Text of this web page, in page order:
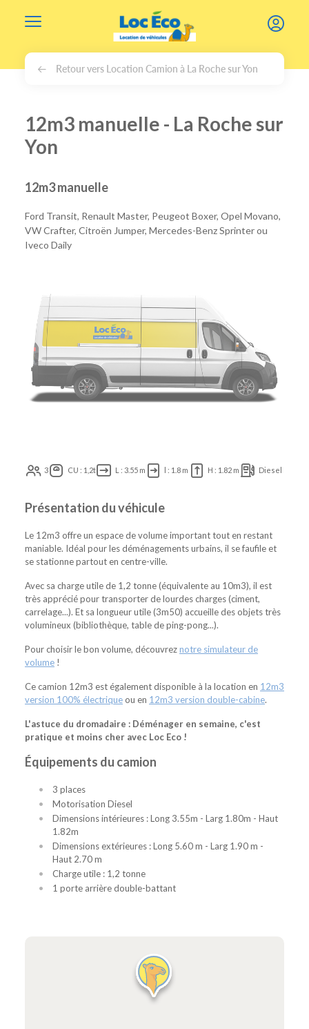
Retour vers Location Camion à La Roche sur Yon
12m3 manuelle - La Roche sur
Yon
12m3 manuelle
Ford Transit, Renault Master, Peugeot Boxer, Opel Movano,
VW Crafter, Citroën Jumper, Mercedes-Benz Sprinter ou
Iveco Daily
3 CU : 1,2t L : 3.55 m l : 1.8 m H : 1.82 m Diesel
Présentation du véhicule
Le 12m3 offre un espace de volume important tout en restant
maniable. Idéal pour les déménagements urbains, il se faufile et
se stationne partout en centre-ville.
Avec sa charge utile de 1,2 tonne (équivalente au 10m3), il est
très apprécié pour transporter de lourdes charges (ciment,
carrelage...). Et sa longueur utile (3m50) accueille des objets très
volumineux (bibliothèque, table de ping-pong...).
Pour choisir le bon volume, découvreznotre simulateur de
volume !
Ce camion 12m3 est également disponible à la location en 12m3
version 100% électrique ou en 12m3 version double-cabine.
L'astuce du dromadaire : Déménager en semaine, c'est
pratique et moins cher avec Loc Eco !
Équipements du camion
3 places
Motorisation Diesel
Dimensions intérieures : Long 3.55m - Larg 1.80m - Haut
1.82m
Dimensions extérieures : Long 5.60 m - Larg 1.90 m -
Haut 2.70 m
Charge utile : 1,2 tonne
1 porte arrière double-battant